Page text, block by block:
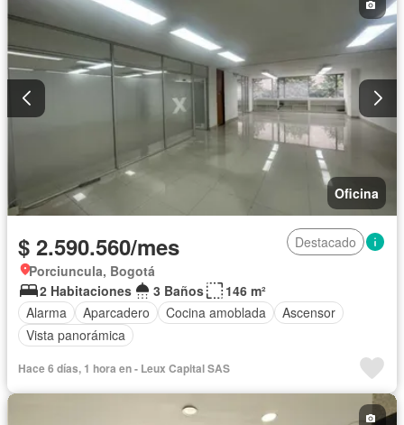
Oficina
$ 2.590.560/mes
Destacado
Porciuncula, Bogotá
2 Habitaciones
3 Baños
146 m²
Alarma
Aparcadero Cocina amoblada
Ascensor
Vista panorámica
Hace 6 días, 1 hora en - Leux Capital SAS